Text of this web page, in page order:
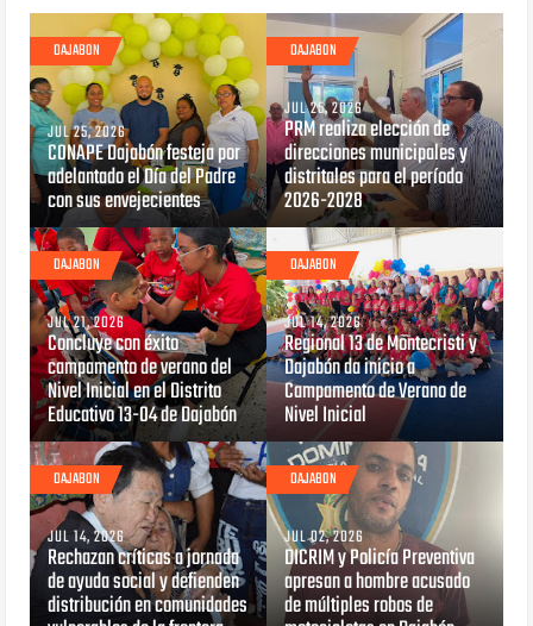
DAJABON
JUL 25, 2026
CONAPE Dajabón festeja por
adelantado el Día del Padre
con sus envejecientes
DAJABON
JUL 25, 2026
PRM realiza elección de
direcciones municipales y
distritales para el período
2026-2028
DAJABON
JUL 21, 2026
Concluye con éxito
campamento de verano del
Nivel Inicial en el Distrito
Educativo 13-04 de Dajabón
DAJABON
JUL 14, 2026
Regional 13 de Montecristi y
Dajabón da inicio a
Campamento de Verano de
Nivel Inicial
DAJABON
JUL 14, 2026
Rechazan críticas a jornada
de ayuda social y defienden
distribución en comunidades
DAJABON
JUL 02, 2026
DICRIM y Policía Preventiva
apresan a hombre acusado
de múltiples robos de